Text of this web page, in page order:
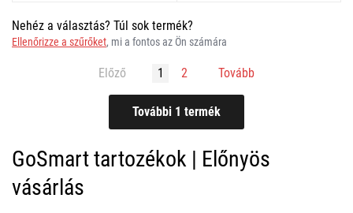
Nehéz a választás? Túl sok termék?
Ellenőrizze a szűrőket, mi a fontos az Ön számára
Előző 1 2 Tovább
GoSmart tartozékok | Előnyös
vásárlás